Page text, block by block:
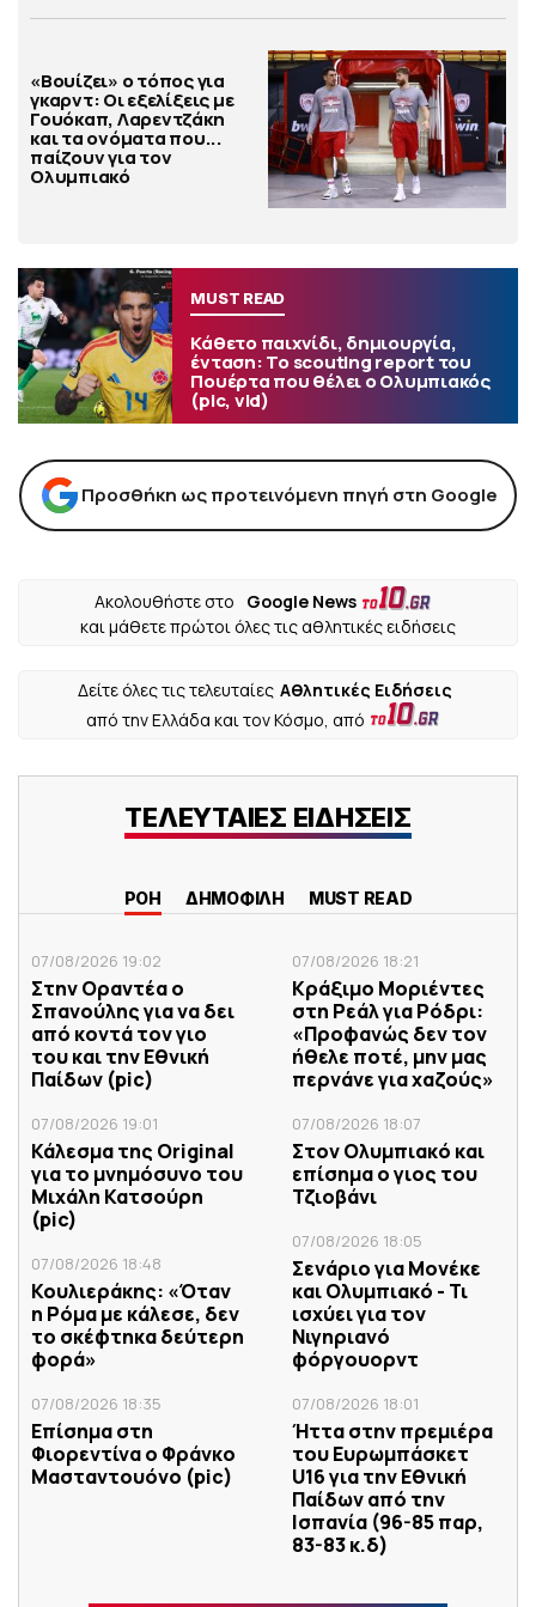
«Βουίζει» ο τόπος για
γκαρντ: Οι εξελίξεις με
Γουόκαπ, Λαρεντζάκη
και τα ονόματα που...
παίζουν για τον
Ολυμπιακό
MUST READ
Κάθετο παιχνίδι, δημιουργία,
ένταση: Το scouting report του
Πουέρτα που θέλει ο Ολυμπιακός
(pic, vid)
Προσθήκη ως προτεινόμενη πηγή στη Google
Ακολουθήστε στο
Google News
και μάθετε πρώτοι όλες τις αθλητικές ειδήσεις
Δείτε όλες τις τελευταίες Αθλητικές Ειδήσεις
από την Ελλάδα και τον Κόσμο, από
ΤΕΛΕΥΤΑΙΕΣ ΕΙΔΗΣΕΙΣ
ΡΟΗ ΔΗΜΟΦΙΛΗ MUST READ
07/08/2026 19:02
Στην Οραντέα ο
Σπανούλης για να δει
από κοντά τον γιο
του και την Εθνική
Παίδων (pic)
07/08/2026 19:01
Κάλεσμα της Original
για το μνημόσυνο του
Μιχάλη Κατσούρη
(pic)
07/08/2026 18:48
Κουλιεράκης: «Όταν
η Ρόμα με κάλεσε, δεν
το σκέφτηκα δεύτερη
φορά»
07/08/2026 18:35
Επίσημα στη
Φιορεντίνα ο Φράνκο
Μασταντουόνο (pic)
07/08/2026 18:21
Κράξιμο Μοριέντες
στη Ρεάλ για Ρόδρι:
«Προφανώς δεν τον
ήθελε ποτέ, μην μας
περνάνε για χαζούς»
07/08/2026 18:07
Στον Ολυμπιακό και
επίσημα ο γιος του
Τζιοβάνι
07/08/2026 18:05
Σενάριο για Μονέκε
και Ολυμπιακό - Τι
ισχύει για τον
Νιγηριανό
φόργουορντ
07/08/2026 18:01
Ήττα στην πρεμιέρα
του Ευρωμπάσκετ
U16 για την Εθνική
Παίδων από την
Ισπανία (96-85 παρ,
83-83 κ.δ)